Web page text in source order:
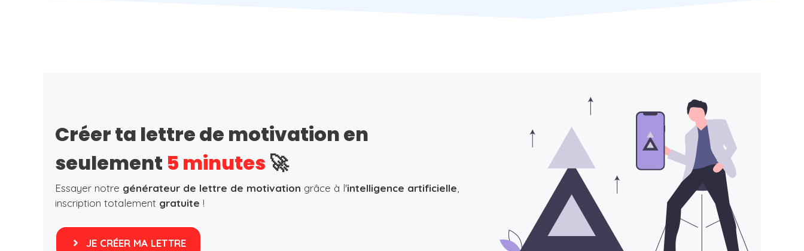
Créer ta lettre de motivation en
seulement 5 minutes 🚀
Essayer notre générateur de lettre de motivation grâce à l'intelligence artificielle,
inscription totalement gratuite !
JE CRÉER MA LETTRE